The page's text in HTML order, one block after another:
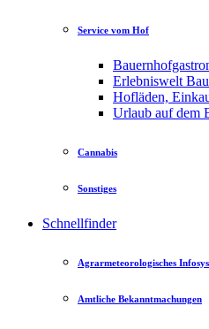
Service vom Hof
Erlebniswelt
Hofläden,
Urlaub auf dem
Cannabis
Sonstiges
Schnellfinder
Agrarmeteorologisches
Amtliche Bekanntmachungen